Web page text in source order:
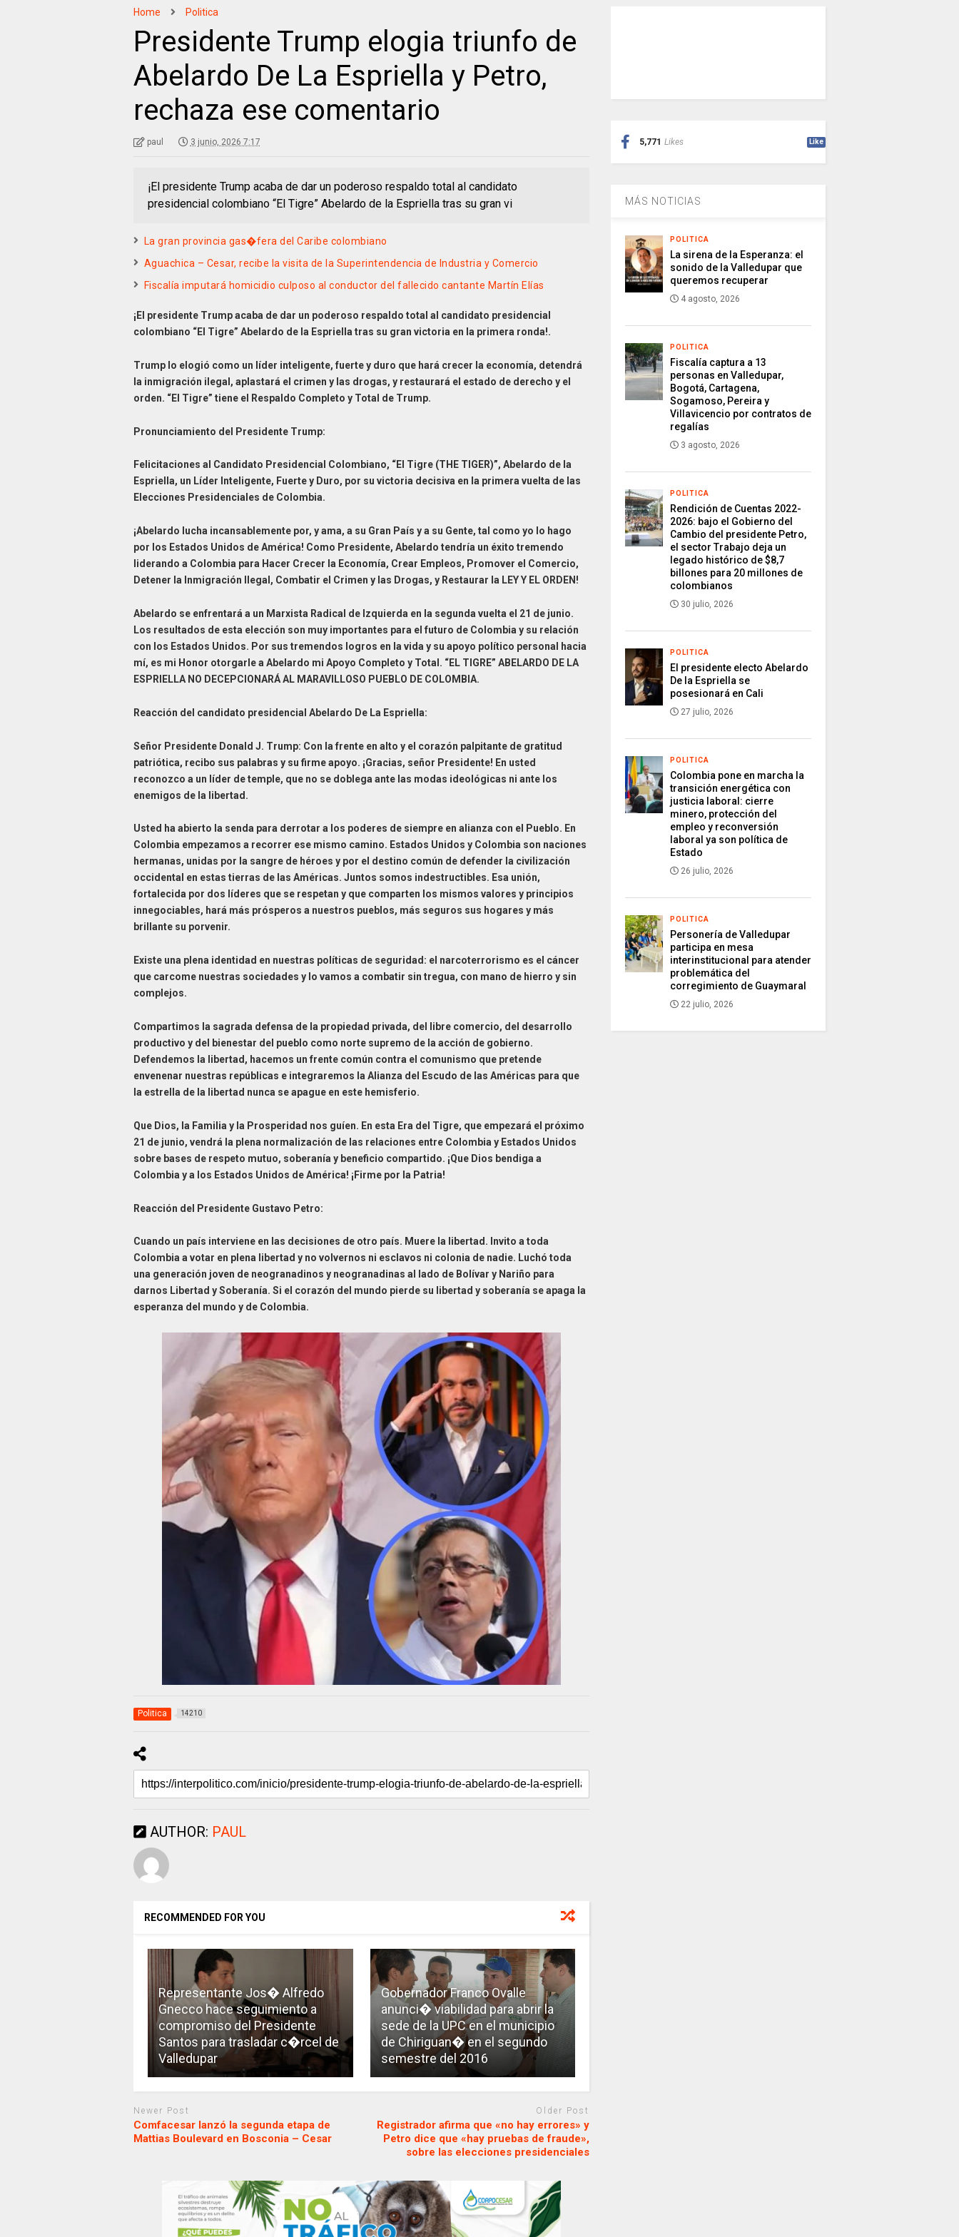
Home Politica
Presidente Trump elogia triunfo de
Abelardo De La Espriella y Petro,
rechaza ese comentario
paul 3 junio, 2026 7:17
¡El presidente Trump acaba de dar un poderoso respaldo total al candidato
presidencial colombiano “El Tigre” Abelardo de la Espriella tras su gran vi
La gran provincia gas�fera del Caribe colombiano
Aguachica – Cesar, recibe la visita de la Superintendencia de Industria y Comercio
Fiscalía imputará homicidio culposo al conductor del fallecido cantante Martín Elías
¡El presidente Trump acaba de dar un poderoso respaldo total al candidato presidencial
colombiano “El Tigre” Abelardo de la Espriella tras su gran victoria en la primera ronda!.
Trump lo elogió como un líder inteligente, fuerte y duro que hará crecer la economía, detendrá
la inmigración ilegal, aplastará el crimen y las drogas, y restaurará el estado de derecho y el
orden. “El Tigre” tiene el Respaldo Completo y Total de Trump.
Pronunciamiento del Presidente Trump:
Felicitaciones al Candidato Presidencial Colombiano, “El Tigre (THE TIGER)”, Abelardo de la
Espriella, un Líder Inteligente, Fuerte y Duro, por su victoria decisiva en la primera vuelta de las
Elecciones Presidenciales de Colombia.
¡Abelardo lucha incansablemente por, y ama, a su Gran País y a su Gente, tal como yo lo hago
por los Estados Unidos de América! Como Presidente, Abelardo tendría un éxito tremendo
liderando a Colombia para Hacer Crecer la Economía, Crear Empleos, Promover el Comercio,
Detener la Inmigración Ilegal, Combatir el Crimen y las Drogas, y Restaurar la LEY Y EL ORDEN!
Abelardo se enfrentará a un Marxista Radical de Izquierda en la segunda vuelta el 21 de junio.
Los resultados de esta elección son muy importantes para el futuro de Colombia y su relación
con los Estados Unidos. Por sus tremendos logros en la vida y su apoyo político personal hacia
mí, es mi Honor otorgarle a Abelardo mi Apoyo Completo y Total. “EL TIGRE” ABELARDO DE LA
ESPRIELLA NO DECEPCIONARÁ AL MARAVILLOSO PUEBLO DE COLOMBIA.
Reacción del candidato presidencial Abelardo De La Espriella:
Señor Presidente Donald J. Trump: Con la frente en alto y el corazón palpitante de gratitud
patriótica, recibo sus palabras y su firme apoyo. ¡Gracias, señor Presidente! En usted
reconozco a un líder de temple, que no se doblega ante las modas ideológicas ni ante los
enemigos de la libertad.
Usted ha abierto la senda para derrotar a los poderes de siempre en alianza con el Pueblo. En
Colombia empezamos a recorrer ese mismo camino. Estados Unidos y Colombia son naciones
hermanas, unidas por la sangre de héroes y por el destino común de defender la civilización
occidental en estas tierras de las Américas. Juntos somos indestructibles. Esa unión,
fortalecida por dos líderes que se respetan y que comparten los mismos valores y principios
innegociables, hará más prósperos a nuestros pueblos, más seguros sus hogares y más
brillante su porvenir.
Existe una plena identidad en nuestras políticas de seguridad: el narcoterrorismo es el cáncer
que carcome nuestras sociedades y lo vamos a combatir sin tregua, con mano de hierro y sin
complejos.
Compartimos la sagrada defensa de la propiedad privada, del libre comercio, del desarrollo
productivo y del bienestar del pueblo como norte supremo de la acción de gobierno.
Defendemos la libertad, hacemos un frente común contra el comunismo que pretende
envenenar nuestras repúblicas e integraremos la Alianza del Escudo de las Américas para que
la estrella de la libertad nunca se apague en este hemisferio.
Que Dios, la Familia y la Prosperidad nos guíen. En esta Era del Tigre, que empezará el próximo
21 de junio, vendrá la plena normalización de las relaciones entre Colombia y Estados Unidos
sobre bases de respeto mutuo, soberanía y beneficio compartido. ¡Que Dios bendiga a
Colombia y a los Estados Unidos de América! ¡Firme por la Patria!
Reacción del Presidente Gustavo Petro:
Cuando un país interviene en las decisiones de otro país. Muere la libertad. Invito a toda
Colombia a votar en plena libertad y no volvernos ni esclavos ni colonia de nadie. Luchó toda
una generación joven de neogranadinos y neogranadinas al lado de Bolívar y Nariño para
darnos Libertad y Soberanía. Si el corazón del mundo pierde su libertad y soberanía se apaga la
esperanza del mundo y de Colombia.
Politica 14210
AUTHOR: PAUL
RECOMMENDED FOR YOU
Representante Jos� Alfredo
Gnecco hace seguimiento a
compromiso del Presidente
Santos para trasladar c�rcel de
Valledupar
Gobernador Franco Ovalle
anunci� viabilidad para abrir la
sede de la UPC en el municipio
de Chiriguan� en el segundo
semestre del 2016
Newer Post
Comfacesar lanzó la segunda etapa de
Mattias Boulevard en Bosconia – Cesar
Older Post
Registrador afirma que «no hay errores» y
Petro dice que «hay pruebas de fraude»,
sobre las elecciones presidenciales
5,771 Likes Like
MÁS NOTICIAS
POLITICA
La sirena de la Esperanza: el
sonido de la Valledupar que
queremos recuperar
4 agosto, 2026
POLITICA
Fiscalía captura a 13
personas en Valledupar,
Bogotá, Cartagena,
Sogamoso, Pereira y
Villavicencio por contratos de
regalías
3 agosto, 2026
POLITICA
Rendición de Cuentas 2022-
2026: bajo el Gobierno del
Cambio del presidente Petro,
el sector Trabajo deja un
legado histórico de $8,7
billones para 20 millones de
colombianos
30 julio, 2026
POLITICA
El presidente electo Abelardo
De la Espriella se
posesionará en Cali
27 julio, 2026
POLITICA
Colombia pone en marcha la
transición energética con
justicia laboral: cierre
minero, protección del
empleo y reconversión
laboral ya son política de
Estado
26 julio, 2026
POLITICA
Personería de Valledupar
participa en mesa
interinstitucional para atender
problemática del
corregimiento de Guaymaral
22 julio, 2026